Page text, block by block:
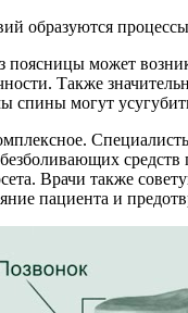
образуются
поясницы может
Также
спины могут
Врачи также
пациента и